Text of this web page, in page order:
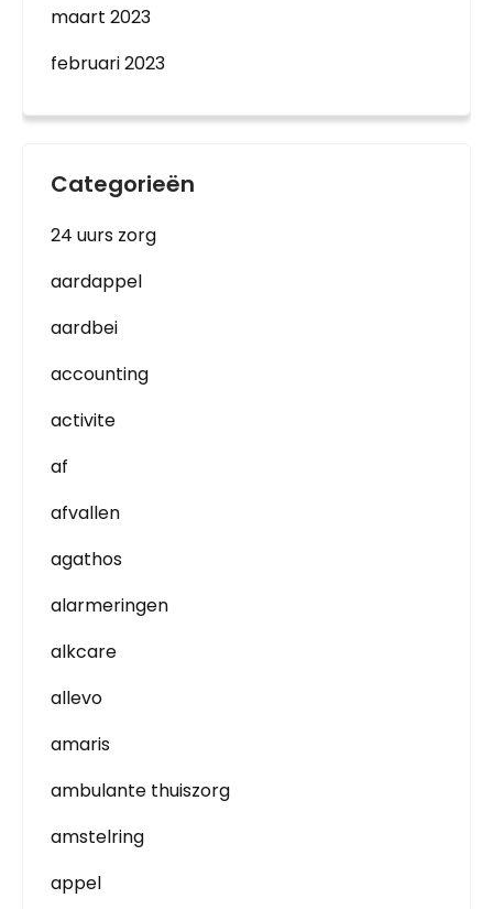
maart 2023
februari 2023
Categorieën
24 uurs zorg
aardappel
aardbei
accounting
activite
af
afvallen
agathos
alarmeringen
alkcare
allevo
amaris
ambulante thuiszorg
amstelring
appel